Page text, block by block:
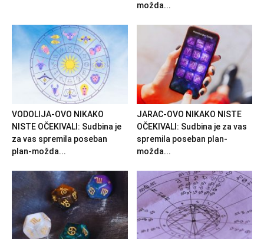
možda...
VODOLIJA-OVO NIKAKO
NISTE OČEKIVALI: Sudbina je
za vas spremila poseban
plan-možda...
JARAC-OVO NIKAKO NISTE
OČEKIVALI: Sudbina je za vas
spremila poseban plan-
možda...